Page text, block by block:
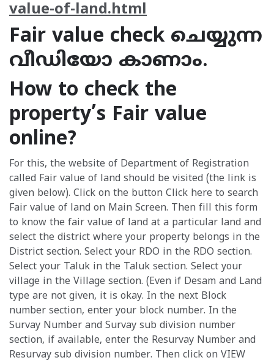
value-of-land.html
Fair value check ചെയ്യുന്ന
വീഡിയോ കാണാം.
How to check the
property’s Fair value
online?
For this, the website of Department of Registration
called Fair value of land should be visited (the link is
given below). Click on the button Click here to search
Fair value of land on Main Screen. Then fill this form
to know the fair value of land at a particular land and
select the district where your property belongs in the
District section. Select your RDO in the RDO section.
Select your Taluk in the Taluk section. Select your
village in the Village section. (Even if Desam and Land
type are not given, it is okay. In the next Block
number section, enter your block number. In the
Survay Number and Survay sub division number
section, if available, enter the Resurvay Number and
Resurvay sub division number. Then click on VIEW